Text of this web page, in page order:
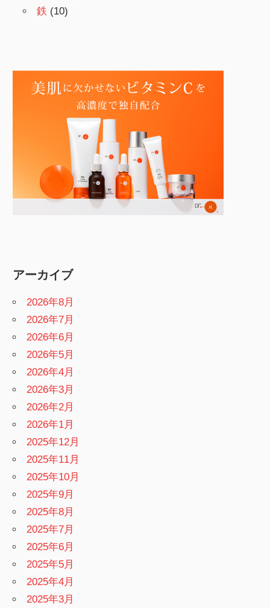
鉄 (10)
アーカイブ
2026年8月
2026年7月
2026年6月
2026年5月
2026年4月
2026年3月
2026年2月
2026年1月
2025年12月
2025年11月
2025年10月
2025年9月
2025年8月
2025年7月
2025年6月
2025年5月
2025年4月
2025年3月